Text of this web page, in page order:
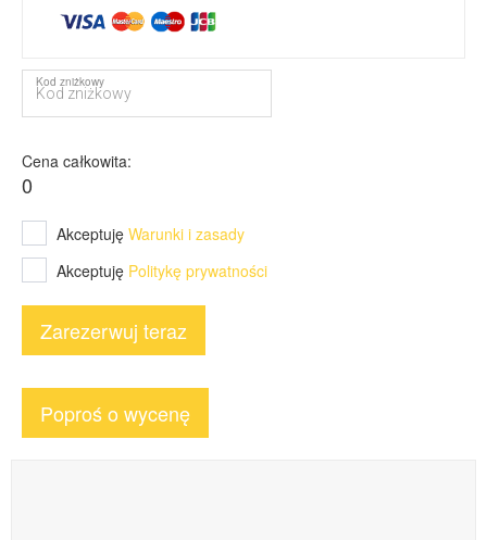
Kod zniżkowy
Cena całkowita
0
AkceptujęWarunki i zasady
Akceptuję Politykę prywatności
Zarezerwuj teraz
Poproś o wycenę